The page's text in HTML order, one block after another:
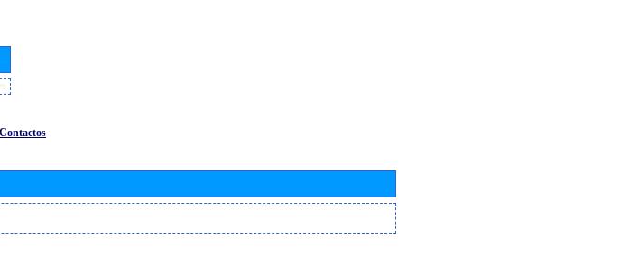
Contactos